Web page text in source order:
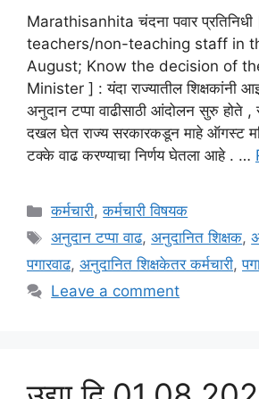
Marathisanhita चंदना पवार
teachers/non-teaching staff in
August; Know the decision of
Minister ] : यंदा राज्यातील शिक्षकांनी
अनुदान टप्पा वाढीसाठी आंदोलन सुरु होते
दखल घेत राज्य सरकारकडून माहे ऑगस्ट
टक्के वाढ करण्याचा निर्णय घेतला आहे . …
Categories
कर्मचारी,कर्मचारी विषयक
Tags
अनुदान टप्पा वाढ,अनुदानित शिक्षक,
पगारवाढ, अनुदानित शिक्षकेतर कर्मचारी,
Leave a comment